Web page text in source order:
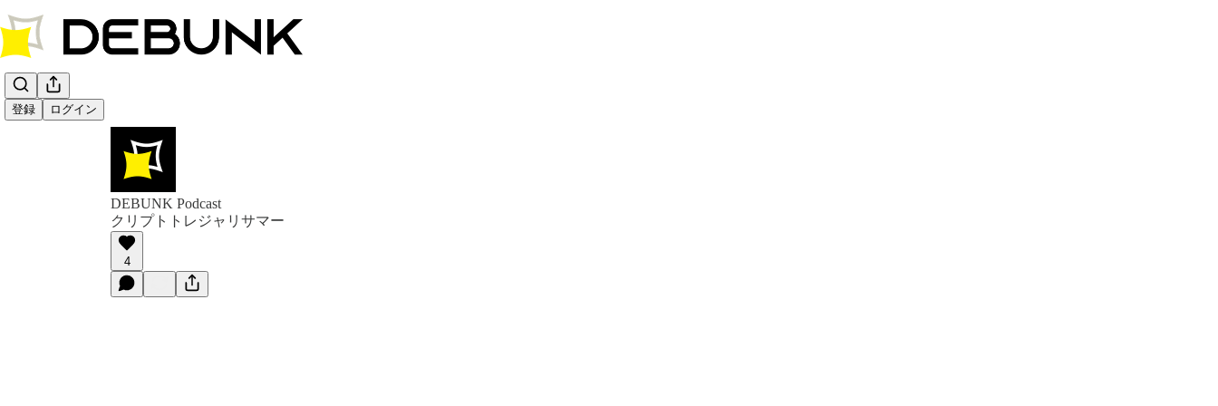
登録 ログイン
DEBUNK Podcast
クリプトトレジャリサマー
4